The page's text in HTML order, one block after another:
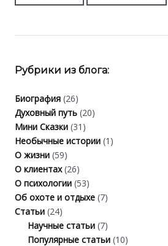
Рубрики из блога:
Биография (26)
Духовный путь (20)
Мини Сказки (31)
Необычные истории (1)
О жизни (59)
О клиентах(26)
О психологии (53)
Об охоте и отдыхе (7)
Статьи (24)
Научные статьи (7)
Популярные статьи (10)